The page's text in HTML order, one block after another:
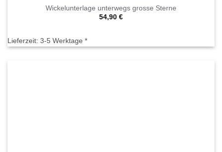
Wickelunterlage unterwegs grosse Sterne
54,90 €
Lieferzeit: 3-5 Werktage *